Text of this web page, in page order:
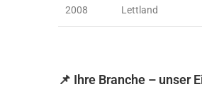
2008
Lettland
📌 Ihre Branche – unser